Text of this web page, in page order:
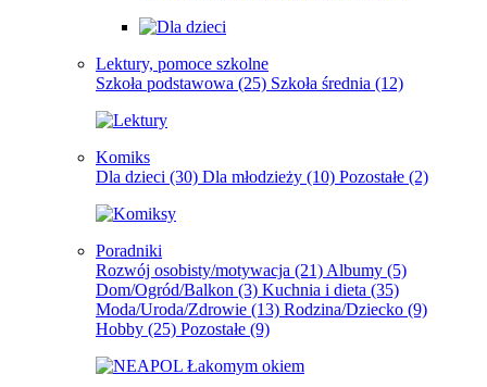
Lektury, pomoce szkolne
Szkoła podstawowa (25) Szkoła średnia (12)
Komiks
Dla dzieci (30) Dla młodzieży (10) Pozostałe (2)
Poradniki
Rozwój osobisty/motywacja (21) Albumy (5)
Dom/Ogród/Balkon (3) Kuchnia i dieta (35)
Moda/Uroda/Zdrowie (13) Rodzina/Dziecko (9)
Hobby (25) Pozostałe (9)